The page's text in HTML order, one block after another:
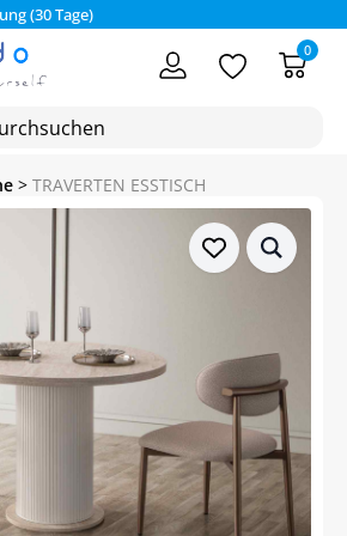
(30 Tage)
0
> TRAVERTEN ESSTISCH